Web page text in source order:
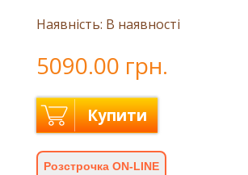
Наявність: В наявності
5090.00 грн.
Купити
Розстрочка ON-LINE